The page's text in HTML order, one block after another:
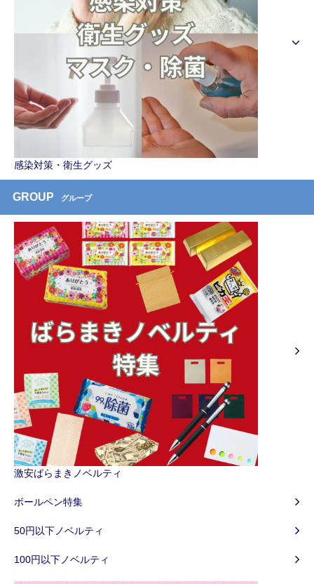
感染対策・衛生グッズ
GROUP グループ
激安ばらまきノベルティ
ボールペン特集
50円以下ノベルティ
100円以下ノベルティ